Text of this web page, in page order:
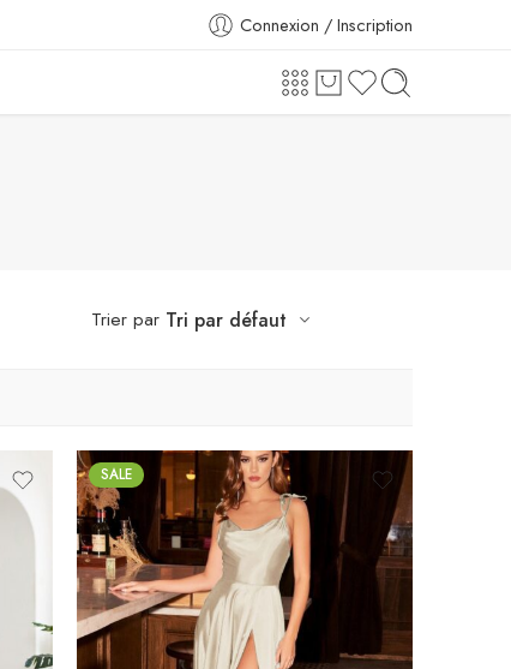
Connexion / Inscription
Trier par Tri par défaut
SALE